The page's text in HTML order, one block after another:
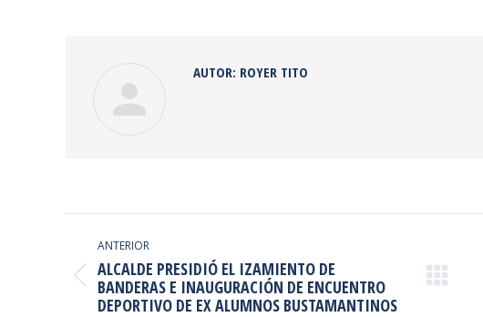
AUTOR: ROYER TITO
NAVEGACIÓN
ENTRE
PUBLICACIONES
ANTERIOR
Publicación
anterior:
ALCALDE PRESIDIÓ EL IZAMIENTO DE
BANDERAS E INAUGURACIÓN DE ENCUENTRO
DEPORTIVO DE EX ALUMNOS BUSTAMANTINOS